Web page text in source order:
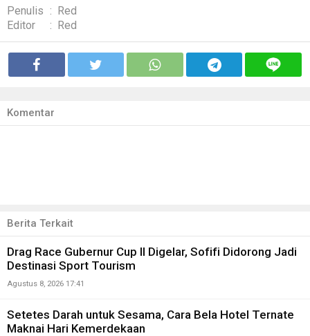
Penulis : Red
Editor
: Red
Komentar
Berita Terkait
Drag Race Gubernur Cup II Digelar, Sofifi Didorong Jadi
Destinasi Sport Tourism
Agustus 8, 2026 17:41
Setetes Darah untuk Sesama, Cara Bela Hotel Ternate
Maknai Hari Kemerdekaan